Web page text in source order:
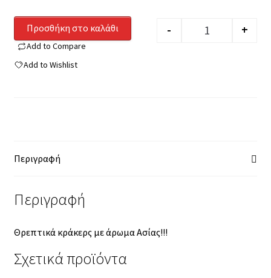
Quantity
- +
Προσθήκη στο καλάθι
Add to Compare
Add to Wishlist
Περιγραφή
Περιγραφή
Θρεπτικά κράκερς με άρωμα Ασίας!!!
Σχετικά προϊόντα